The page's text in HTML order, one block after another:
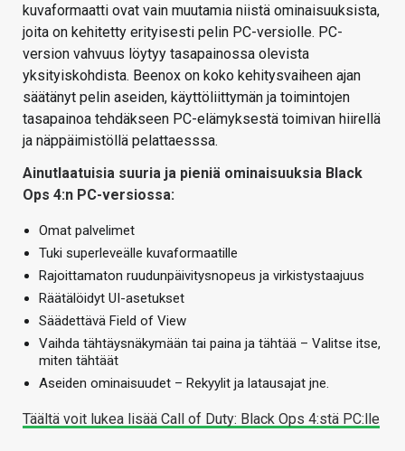
kuvaformaatti ovat vain muutamia niistä ominaisuuksista,
joita on kehitetty erityisesti pelin PC-versiolle. PC-
version vahvuus löytyy tasapainossa olevista
yksityiskohdista. Beenox on koko kehitysvaiheen ajan
säätänyt pelin aseiden, käyttöliittymän ja toimintojen
tasapainoa tehdäkseen PC-elämyksestä toimivan hiirellä
ja näppäimistöllä pelattaesssa.
Ainutlaatuisia suuria ja pieniä ominaisuuksia Black
Ops 4:n PC-versiossa:
Omat palvelimet
Tuki superleveälle kuvaformaatille
Rajoittamaton ruudunpäivitysnopeus ja virkistystaajuus
Räätälöidyt UI-asetukset
Säädettävä Field of View
Vaihda tähtäysnäkymään tai paina ja tähtää – Valitse itse,
miten tähtäät
Aseiden ominaisuudet – Rekyylit ja latausajat jne.
Täältä voit lukea lisää Call of Duty: Black Ops 4:stä PC:lle